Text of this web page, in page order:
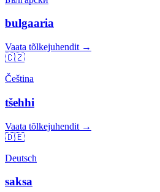
bulgaaria
Vaata tõlkejuhendit →
🇨🇿
Čeština
tšehhi
Vaata tõlkejuhendit →
🇩🇪
Deutsch
saksa